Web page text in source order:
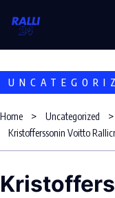
Home
Uncategorized